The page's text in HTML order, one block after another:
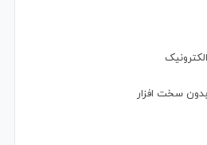
سخت افزار